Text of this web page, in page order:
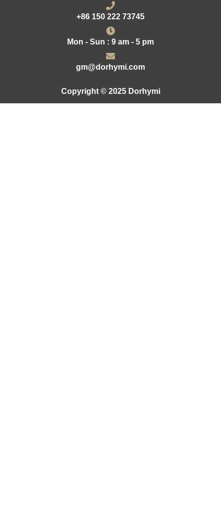
+86 150 222 73745
Mon - Sun : 9 am - 5 pm
gm@dorhymi.com
Copyright © 2025 Dorhymi